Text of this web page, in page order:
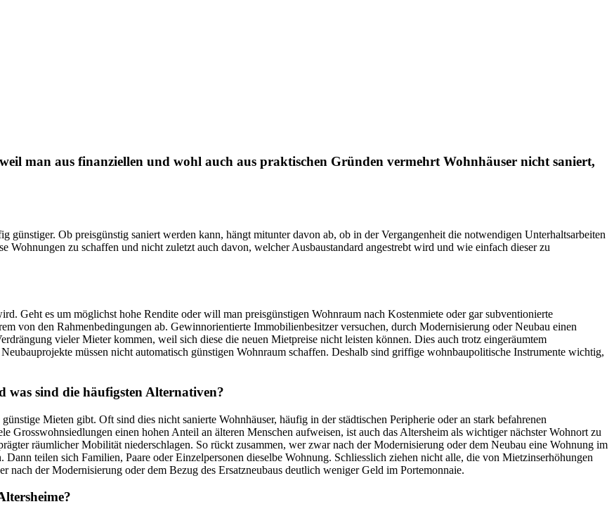
man aus finanziellen und wohl auch aus praktischen Gründen vermehrt Wohnhäuser nicht saniert,
günstiger. Ob preisgünstig saniert werden kann, hängt mitunter davon ab, ob in der Vergangenheit die notwendigen Unterhaltsarbeiten
Wohnungen zu schaffen und nicht zuletzt auch davon, welcher Ausbaustandard angestrebt wird und wie einfach dieser zu
Geht es um möglichst hohe Rendite oder will man preisgünstigen Wohnraum nach Kostenmiete oder gar subventionierte
von den Rahmenbedingungen ab. Gewinnorientierte Immobilienbesitzer versuchen, durch Modernisierung oder Neubau einen
vieler Mieter kommen, weil sich diese die neuen Mietpreise nicht leisten können. Dies auch trotz eingeräumtem
müssen nicht automatisch günstigen Wohnraum schaffen. Deshalb sind griffige wohnbaupolitische Instrumente wichtig,
sind die häufigsten Alternativen?
Mieten gibt. Oft sind dies nicht sanierte Wohnhäuser, häufig in der städtischen Peripherie oder an stark befahrenen
Grosswohnsiedlungen einen hohen Anteil an älteren Menschen aufweisen, ist auch das Altersheim als wichtiger nächster Wohnort zu
räumlicher Mobilität niederschlagen. So rückt zusammen, wer zwar nach der Modernisierung oder dem Neubau eine Wohnung im
teilen sich Familien, Paare oder Einzelpersonen dieselbe Wohnung. Schliesslich ziehen nicht alle, die von Mietzinserhöhungen
nach der Modernisierung oder dem Bezug des Ersatzneubaus deutlich weniger Geld im Portemonnaie.